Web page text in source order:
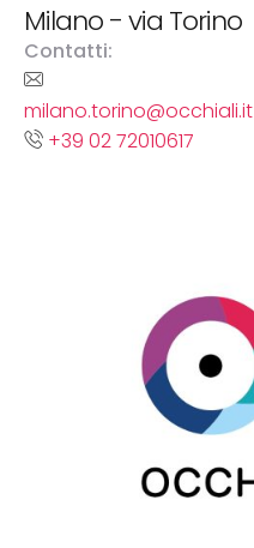
Milano - via Torino
Contatti:
milano.torino@occhiali.it
+39 02 72010617